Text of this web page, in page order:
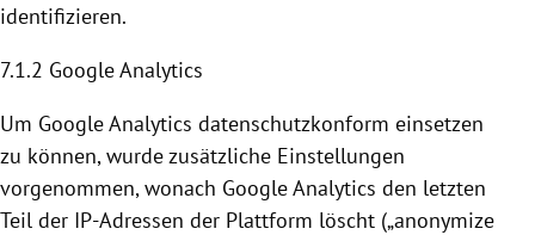
identifizieren.
7.1.2 Google Analytics
Um Google Analytics datenschutzkonform einsetzen
zu können, wurde zusätzliche Einstellungen
vorgenommen, wonach Google Analytics den letzten
Teil der IP-Adressen der Plattform löscht („anonymize